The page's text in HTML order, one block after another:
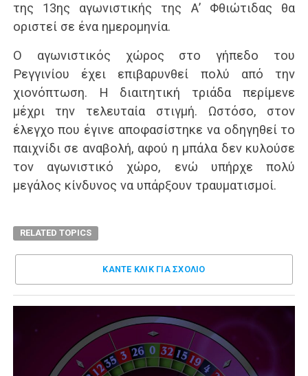
της 13ης αγωνιστικής της Α’ Φθιώτιδας θα
οριστεί σε ένα ημερομηνία.
Ο αγωνιστικός χώρος στο γήπεδο του
Ρεγγινίου έχει επιβαρυνθεί πολύ από την
χιονόπτωση. Η διαιτητική τριάδα περίμενε
μέχρι την τελευταία στιγμή. Ωστόσο, στον
έλεγχο που έγινε αποφασίστηκε να οδηγηθεί το
παιχνίδι σε αναβολή, αφού η μπάλα δεν κυλούσε
τον αγωνιστικό χώρο, ενώ υπήρχε πολύ
μεγάλος κίνδυνος να υπάρξουν τραυματισμοί.
RELATED TOPICS
ΚΑΝΤΕ ΚΛΊΚ ΓΙΑ ΣΧΌΛΙΟ